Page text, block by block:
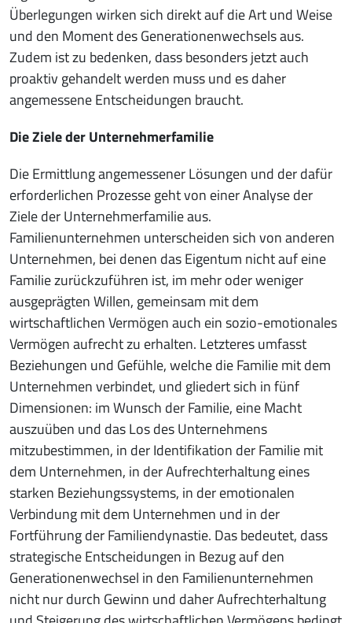
Überlegungen wirken sich direkt auf die Art und Weise
und den Moment des Generationenwechsels aus.
Zudem ist zu bedenken, dass besonders jetzt auch
proaktiv gehandelt werden muss und es daher
angemessene Entscheidungen braucht.
Die Ziele der Unternehmerfamilie
Die Ermittlung angemessener Lösungen und der dafür
erforderlichen Prozesse geht von einer Analyse der
Ziele der Unternehmerfamilie aus.
Familienunternehmen unterscheiden sich von anderen
Unternehmen, bei denen das Eigentum nicht auf eine
Familie zurückzuführen ist, im mehr oder weniger
ausgeprägten Willen, gemeinsam mit dem
wirtschaftlichen Vermögen auch ein sozio-emotionales
Vermögen aufrecht zu erhalten. Letzteres umfasst
Beziehungen und Gefühle, welche die Familie mit dem
Unternehmen verbindet, und gliedert sich in fünf
Dimensionen: im Wunsch der Familie, eine Macht
auszuüben und das Los des Unternehmens
mitzubestimmen, in der Identifikation der Familie mit
dem Unternehmen, in der Aufrechterhaltung eines
starken Beziehungssystems, in der emotionalen
Verbindung mit dem Unternehmen und in der
Fortführung der Familiendynastie. Das bedeutet, dass
strategische Entscheidungen in Bezug auf den
Generationenwechsel in den Familienunternehmen
nicht nur durch Gewinn und daher Aufrechterhaltung